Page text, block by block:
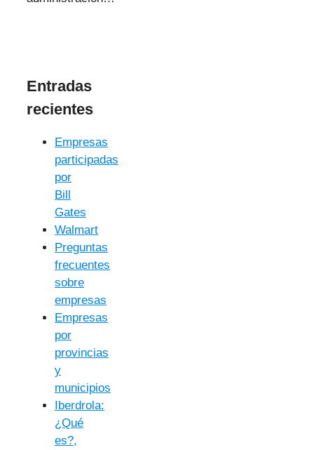
Entradas
recientes
Empresas
participadas
por
Bill
Gates
Walmart
Preguntas
frecuentes
sobre
empresas
Empresas
por
provincias
y
municipios
Iberdrola:
¿Qué
es?,